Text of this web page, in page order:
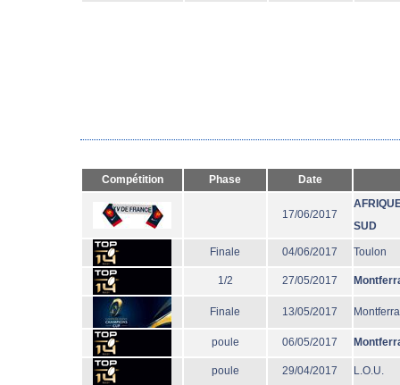
Compétition Phase Date
17/06/2017
SUD
Finale 04/06/2017 Toulon
1/2 27/05/2017
Finale 13/05/2017
poule 06/05/2017
poule 29/04/2017 L.O.U.